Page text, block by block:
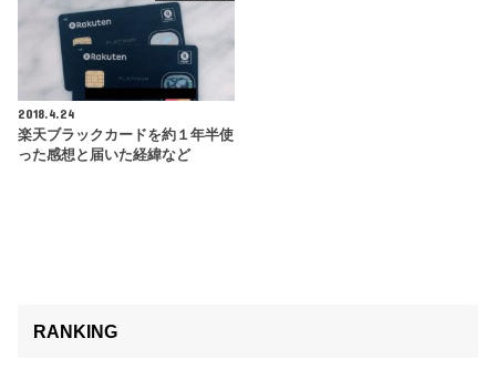
2018.4.24
楽天ブラックカードを約１年半使
った感想と届いた経緯など
RANKING